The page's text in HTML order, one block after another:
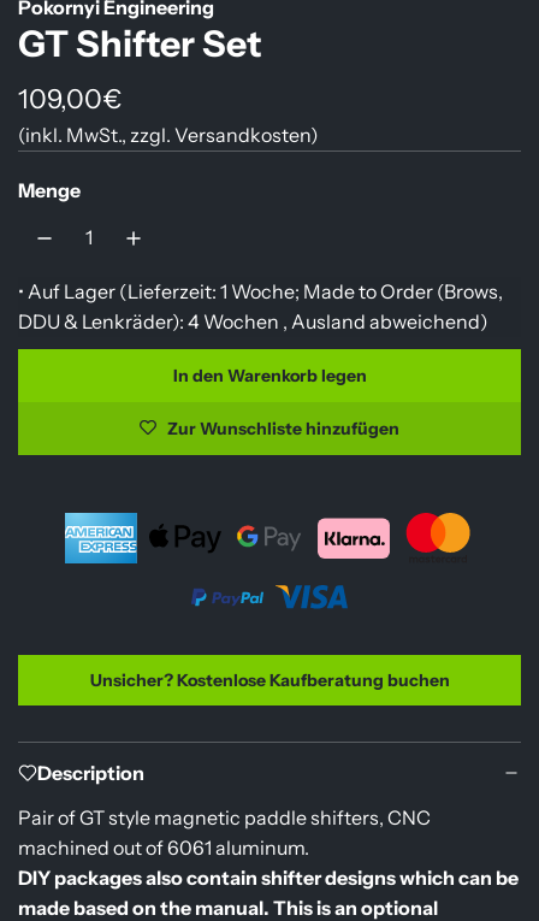
Pokornyi Engineering
GT Shifter Set
R
e
g
ä
r
109,00€
(inkl. MwSt., zzgl. Versandkosten)
Menge
• Auf Lager (Lieferzeit: 1 Woche; Made to Order (Brows,
DDU & Lenkräder): 4 Wochen , Ausland abweichend)
In den Warenkorb legen
L
d
.
Zur Wunschliste hinzufügen
Unsicher? Kostenlose Kaufberatung buchen
Description
Pair of GT style magnetic paddle shifters, CNC
machined out of 6061 aluminum.
DIY packages also contain shifter designs which can be
made based on the manual. This is an optional